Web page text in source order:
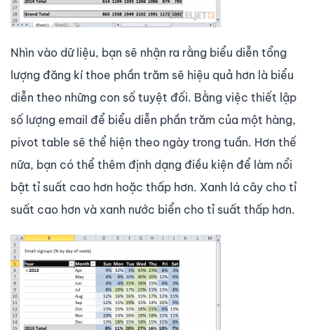
Nhìn vào dữ liệu, bạn sẽ nhận ra rằng biểu diễn tổng
lượng đăng kí thoe phần trăm sẽ hiệu quả hơn là biểu
diễn theo những con số tuyệt đối. Bằng việc thiết lập
số lượng email để biểu diễn phần trăm của một hàng,
pivot table sẽ thể hiện theo ngày trong tuần. Hơn thế
nữa, bạn có thể thêm định dạng điều kiện để làm nổi
bật tỉ suất cao hơn hoặc thấp hơn. Xanh lá cây cho tỉ
suất cao hơn và xanh nước biển cho tỉ suất thấp hơn.